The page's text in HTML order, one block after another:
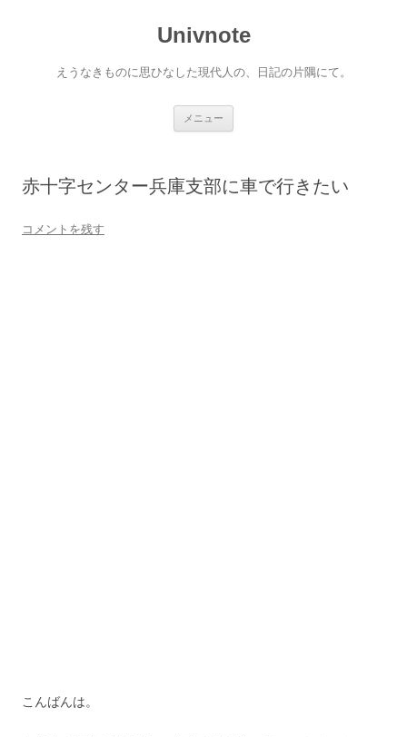
Univnote
えうなきものに思ひなした現代人の、日記の片隅にて。
メニュー
赤十字センター兵庫支部に車で行きたい
コメントを残す
こんばんは。